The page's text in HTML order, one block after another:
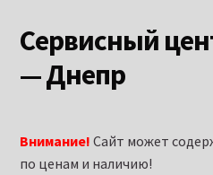
Перейти к навигации
Перейти к содержимому
Сервисный
— Днепр
Внимание! Сайт может
по ценам и наличию!